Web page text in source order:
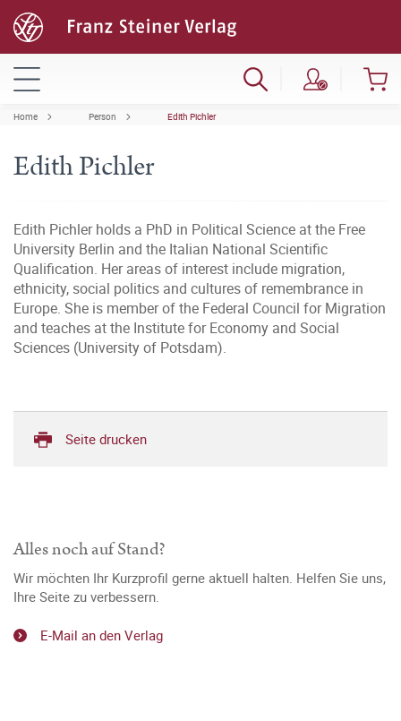
Home Person Edith Pichler
Edith Pichler
Edith Pichler holds a PhD in Political Science at the Free
University Berlin and the Italian National Scientific
Qualification. Her areas of interest include migration,
ethnicity, social politics and cultures of remembrance in
Europe. She is member of the Federal Council for Migration
and teaches at the Institute for Economy and Social
Sciences (University of Potsdam).
Seite drucken
Alles noch auf Stand?
Wir möchten Ihr Kurzprofil gerne aktuell halten. Helfen Sie uns,
Ihre Seite zu verbessern.
E-Mail an den Verlag